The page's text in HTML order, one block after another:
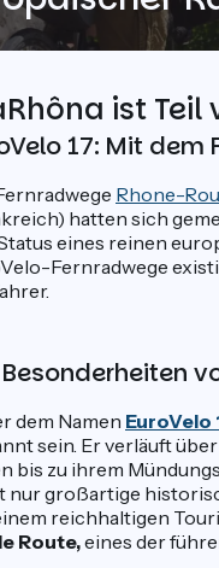
ist Teil
17: Mit
Rhone-
hatten sich
eines reinen
Fernradwege
dem Namen EuroVelo
sein. Er verläuft über
bis zu ihrem
nur großartige
reichhaltigen
Route,eines der